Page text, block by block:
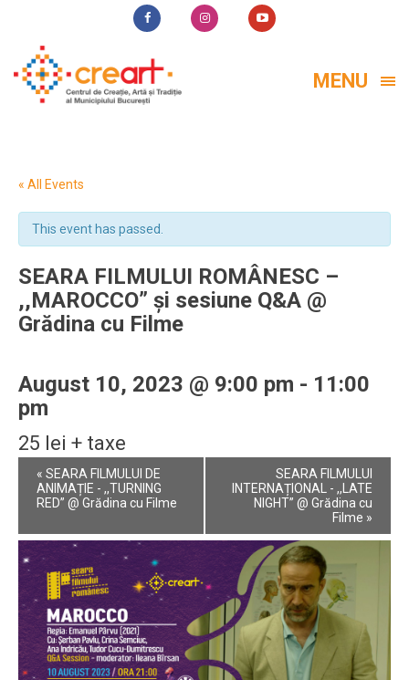
MENU
« All Events
This event has passed.
SEARA FILMULUI ROMÂNESC –
,,MAROCCO” și sesiune Q&A @
Grădina cu Filme
August 10, 2023 @ 9:00 pm - 11:00
pm
25 lei + taxe
Event
Navigation
« SEARA FILMULUI DE
ANIMAȚIE - ,,TURNING
RED” @ Grădina cu Filme
SEARA FILMULUI
INTERNAȚIONAL - ,,LATE
NIGHT” @ Grădina cu
Filme »